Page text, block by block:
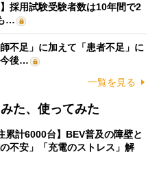
採用試験受験者数は10年間で2
…
不足」に加えて「患者不足」に
後…
一覧を見る
た、使ってみた
累計6000台】BEV普及の障壁と
不安」「充電のストレス」解